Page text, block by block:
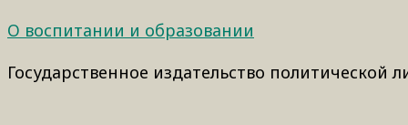
О воспитании и образовании
Государственное издательство политической